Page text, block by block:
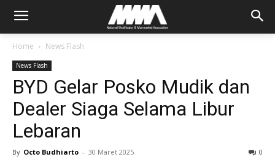
Home News Flash
News Flash
BYD Gelar Posko Mudik dan
Dealer Siaga Selama Libur
Lebaran
By Octo Budhiarto - 30 Maret 2025 0